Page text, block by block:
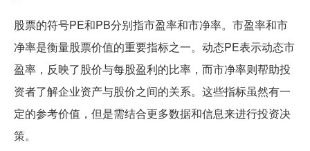
股票的符号PE和PB分别指市盈率和市净率。市盈率和市
净率是衡量股票价值的重要指标之一。动态PE表示动态市
盈率，反映了股价与每股盈利的比率，而市净率则帮助投
资者了解企业资产与股价之间的关系。这些指标虽然有一
定的参考价值，但是需结合更多数据和信息来进行投资决
策。